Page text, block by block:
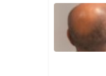
Grupo